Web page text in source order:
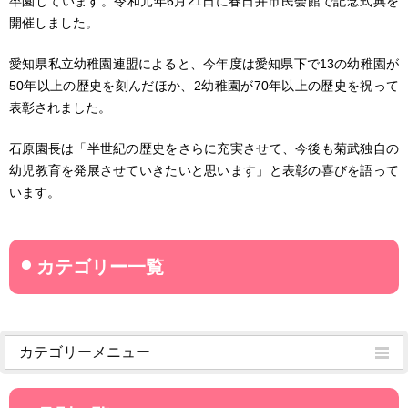
開催しました。
愛知県私立幼稚園連盟によると、今年度は愛知県下で13の幼稚園が
50年以上の歴史を刻んだほか、2幼稚園が70年以上の歴史を祝って
表彰されました。
石原園長は「半世紀の歴史をさらに充実させて、今後も菊武独自の
幼児教育を発展させていきたいと思います」と表彰の喜びを語って
います。
カテゴリーメニュー
菊武学園からのお知らせ